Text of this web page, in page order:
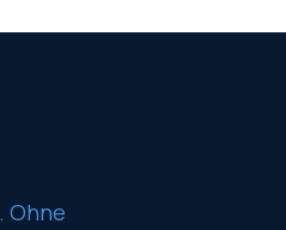
Ohne